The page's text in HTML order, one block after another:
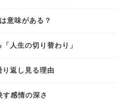
意味がある？
人生の切り替わり」
返し見る理由
す感情の深さ